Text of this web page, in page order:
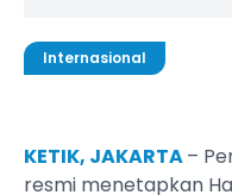
Internasional
KETIK, JAKARTA–
resmi menetapkan